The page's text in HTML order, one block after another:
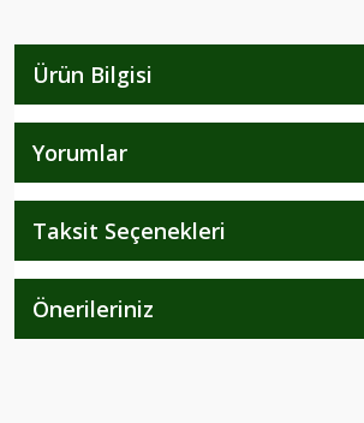
Ürün Bilgisi
Yorumlar
Taksit Seçenekleri
Önerileriniz